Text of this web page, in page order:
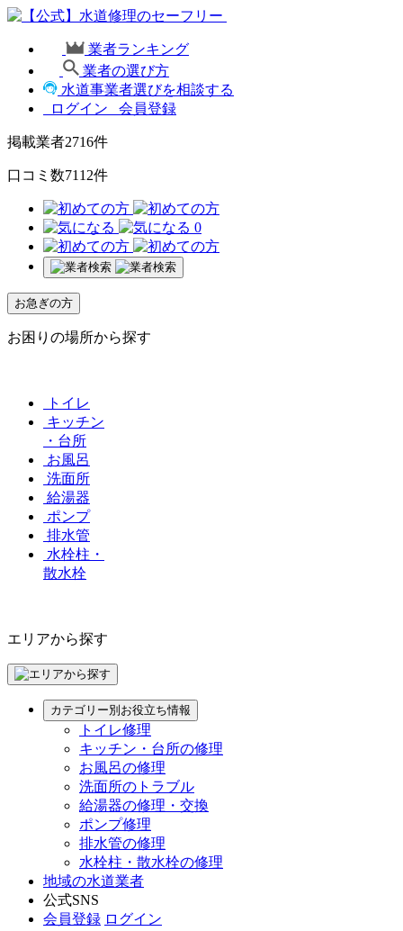
業者ランキング
業者の選び方
水道事業者選びを相談する
ログイン
会員登録
掲載業者2716件
口コミ数7112件
0
お急ぎの方
お困りの場所から探す
トイレ
キッチン
・台所
お風呂
洗面所
給湯器
ポンプ
排水管
水栓柱・
散水栓
エリアから探す
カテゴリー別お役立ち情報
トイレ修理
キッチン・台所の修理
お風呂の修理
洗面所のトラブル
給湯器の修理・交換
ポンプ修理
排水管の修理
水栓柱・散水栓の修理
地域の水道業者
公式SNS
会員登録 ログイン